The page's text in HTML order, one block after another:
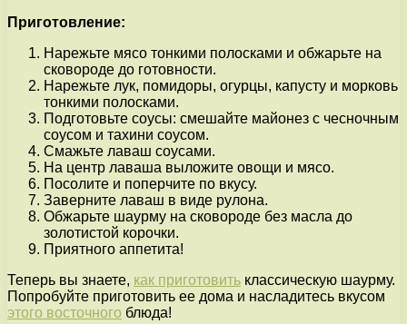
Приготовление:
Нарежьте мясо тонкими полосками и обжарьте на
сковороде до готовности.
Нарежьте лук, помидоры, огурцы, капусту и морковь
тонкими полосками.
Подготовьте соусы: смешайте майонез с чесночным
соусом и тахини соусом.
Смажьте лаваш соусами.
На центр лаваша выложите овощи и мясо.
Посолите и поперчите по вкусу.
Заверните лаваш в виде рулона.
Обжарьте шаурму на сковороде без масла до
золотистой корочки.
Приятного аппетита!
Теперь вы знаете, как приготовить классическую шаурму.
Попробуйте приготовить ее дома и насладитесь вкусом
этого восточного блюда!